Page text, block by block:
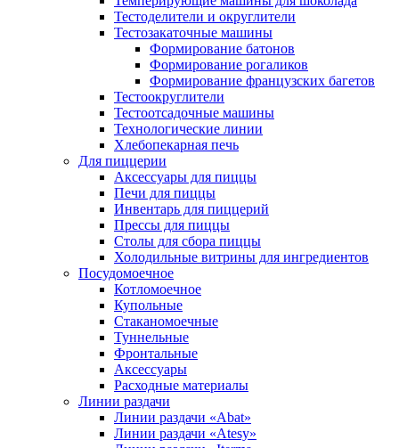
Тестоделители и округлители
Тестозакаточные машины
Формирование батонов
Формирование рогаликов
Формирование французских багетов
Тестоокруглители
Тестоотсадочные машины
Технологические линии
Хлебопекарная печь
Для пиццерии
Аксессуары для пиццы
Печи для пиццы
Инвентарь для пиццерий
Прессы для пиццы
Столы для сбора пиццы
Холодильные витрины для ингредиентов
Посудомоечное
Котломоечное
Купольные
Стаканомоечные
Туннельные
Фронтальные
Аксессуары
Расходные материалы
Линии раздачи
Линии раздачи «Abat»
Линии раздачи «Atesy»